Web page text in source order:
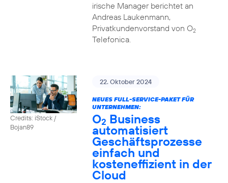
irische Manager berichtet an
Andreas Laukenmann,
Privatkundenvorstand von O2
Telefonica.
Credits: iStock /
Bojan89
22. Oktober 2024
NEUES FULL-SERVICE-PAKET FÜR
UNTERNEHMEN:
O2 Business
automatisiert
Geschäftsprozesse
einfach und
kosteneffizient in der
Cloud